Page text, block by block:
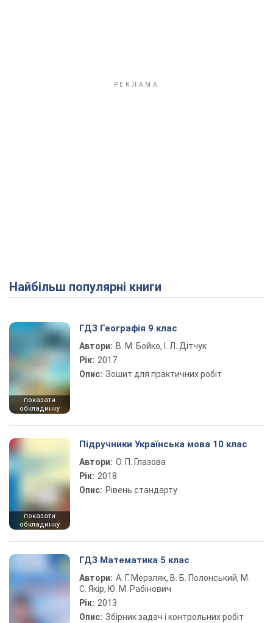
Найбільш популярні книги
показати
обкладинку
ГДЗ Географія 9 клас
Автори: В. М. Бойко, І. Л. Дітчук
Рік: 2017
Опис: Зошит для практичних робіт
показати
обкладинку
Підручники Українська мова 10 клас
Автори: О. П. Глазова
Рік: 2018
Опис: Рівень стандарту
ГДЗ Математика 5 клас
Автори: А. Г. Мерзляк, В. Б. Полонський, М.
С. Якір, Ю. М. Рабінович
Рік: 2013
Опис: Збірник задач і контрольних робіт